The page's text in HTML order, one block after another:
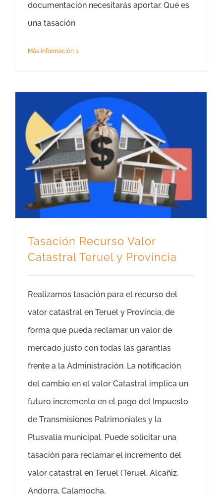
documentación necesitarás aportar. Qué es
una tasación
Más información
Tasación Recurso Valor
Catastral Teruel y Provincia
Realizamos tasación para el recurso del
valor catastral en Teruel y Provincia, de
forma que pueda reclamar un valor de
mercado justo con todas las garantías
frente a la Administración. La notificación
del cambio en el valor Catastral implica un
futuro incremento en el pago del Impuesto
de Transmisiones Patrimoniales y la
Plusvalía municipal. Puede solicitar una
tasación para reclamar el incremento del
valor catastral en Teruel (Teruel, Alcañiz,
Andorra, Calamocha,